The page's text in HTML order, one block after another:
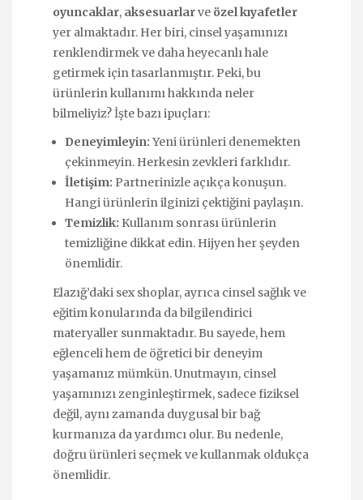
oyuncaklar, aksesuarlarve özel kıyafetler
yer almaktadır. Her biri, cinsel yaşamınızı
renklendirmek ve daha heyecanlı hale
getirmek için tasarlanmıştır. Peki, bu
ürünlerin kullanımı hakkında neler
bilmeliyiz? İşte bazı ipuçları:
Deneyimleyin: Yeni ürünleri denemekten
çekinmeyin. Herkesin zevkleri farklıdır.
İletişim: Partnerinizle açıkça konuşun.
Hangi ürünlerin ilginizi çektiğini paylaşın.
Temizlik: Kullanım sonrası ürünlerin
temizliğine dikkat edin. Hijyen her şeyden
önemlidir.
Elazığ’daki sex shoplar, ayrıca cinsel sağlık ve
eğitim konularında da bilgilendirici
materyaller sunmaktadır. Bu sayede, hem
eğlenceli hem de öğretici bir deneyim
yaşamanız mümkün. Unutmayın, cinsel
yaşamınızı zenginleştirmek, sadece fiziksel
değil, aynı zamanda duygusal bir bağ
kurmanıza da yardımcı olur. Bu nedenle,
doğru ürünleri seçmek ve kullanmak oldukça
önemlidir.